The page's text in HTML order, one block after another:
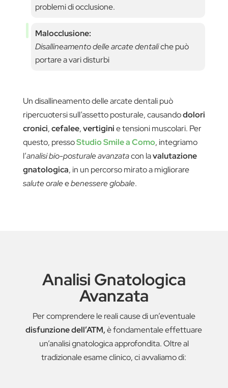
problemi di occlusione.
Malocclusione:
Disallineamento delle arcate dentaliche può
portare a vari disturbi
Un disallineamento delle arcate dentali può
ripercuotersi sull’assetto posturale, causandodolori
cronici,cefalee,vertiginie tensioni muscolari. Per
questo, pressoStudio Smile a Como, integriamo
l’analisi bio-posturale avanzatacon lavalutazione
gnatologica, in un percorso mirato a migliorare
salute oraleebenessere globale.
Analisi Gnatologica
Avanzata
Per comprendere le reali cause di un’eventuale
disfunzione dell’ATM,è fondamentale effettuare
un’analisi gnatologica approfondita. Oltre al
tradizionale esame clinico, ci avvaliamo di: